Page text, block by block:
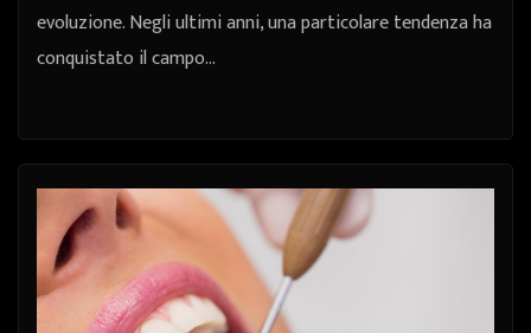
evoluzione. Negli ultimi anni, una particolare tendenza ha
conquistato il campo…